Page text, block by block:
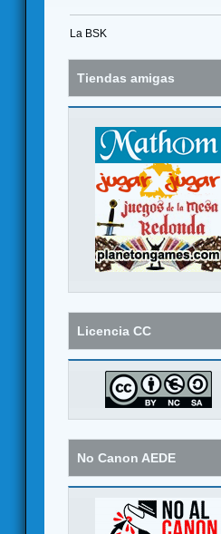
La BSK
Tiendas amigas
Licencia CC
No Canon AEDE